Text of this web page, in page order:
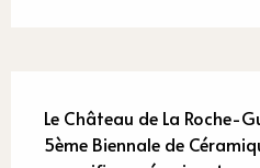
Le Château de La Roche-
5ème Biennale de